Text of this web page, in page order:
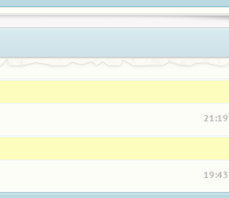
21:19
19:43